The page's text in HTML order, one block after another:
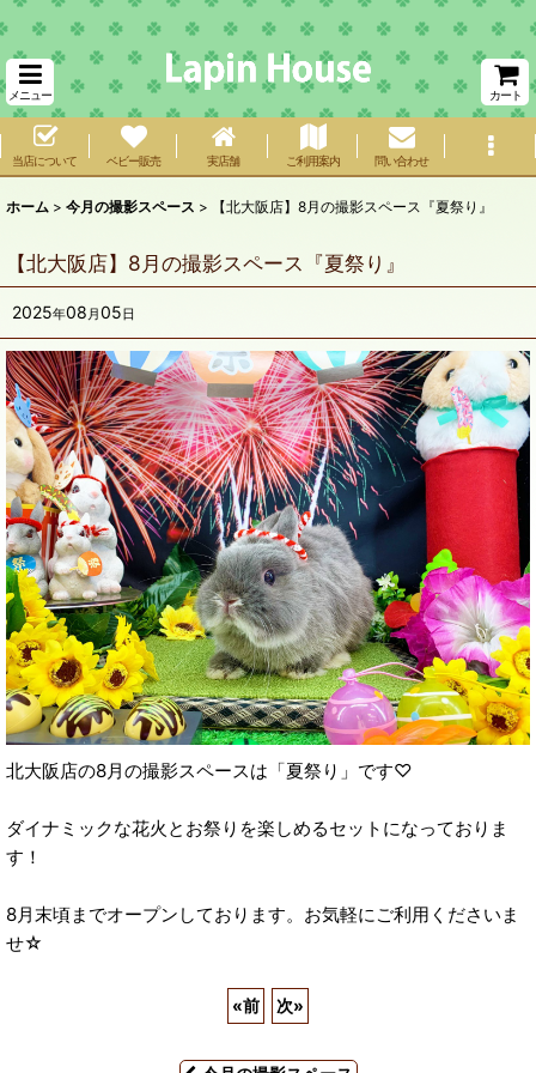
メニュー カート
当店について ベビー販売 実店舗 ご利用案内 問い合わせ
ホーム > 今月の撮影スペース > 【北大阪店】8月の撮影スペース『夏祭り』
【北大阪店】8月の撮影スペース『夏祭り』
2025年08 月05日
北大阪店の8月の撮影スペースは「夏祭り」です♡
ダイナミックな花火とお祭りを楽しめるセットになっておりま
す！
8月末頃までオープンしております。お気軽にご利用くださいま
せ☆
«前 次»